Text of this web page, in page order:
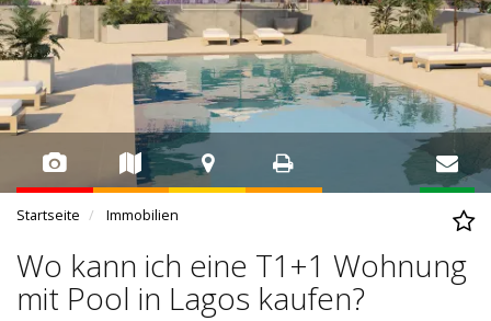
Startseite Immobilien
Wo kann ich eine T1+1 Wohnung
mit Pool in Lagos kaufen?